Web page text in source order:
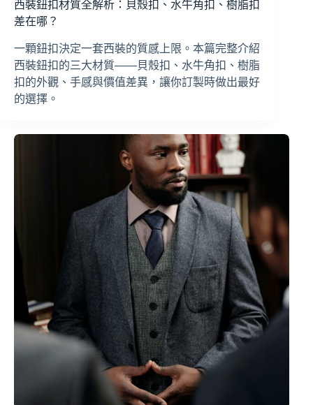
西裝鈕扣材質全解析：貝殼扣、水牛角扣、樹脂扣
差在哪？
一顆鈕扣決定一套西裝的質感上限。本篇完整介紹
西裝鈕扣的三大材質——貝殼扣、水牛角扣、樹脂
扣的外觀、手感與價值差異，讓你訂製時做出最好
的選擇。